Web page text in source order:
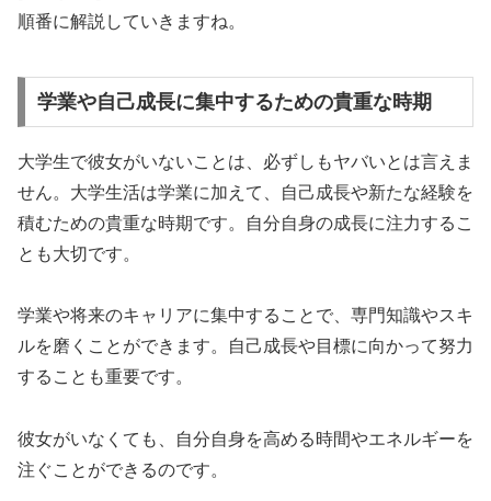
順番に解説していきますね。
学業や自己成長に集中するための貴重な時期
大学生で彼女がいないことは、必ずしもヤバいとは言えま
せん。大学生活は学業に加えて、自己成長や新たな経験を
積むための貴重な時期です。自分自身の成長に注力するこ
とも大切です。
学業や将来のキャリアに集中することで、専門知識やスキ
ルを磨くことができます。
自己成長や目標に向かって努力
することも重要です。
彼女がいなくても、
自分自身を高める時間やエネルギーを
注ぐことができるのです。